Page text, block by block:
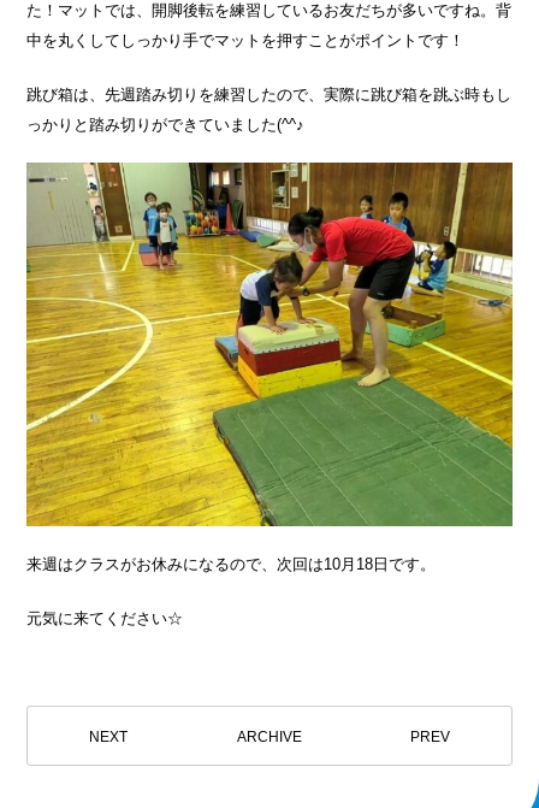
た！マットでは、開脚後転を練習しているお友だちが多いですね。背
中を丸くしてしっかり手でマットを押すことがポイントです！
跳び箱は、先週踏み切りを練習したので、実際に跳び箱を跳ぶ時もし
っかりと踏み切りができていました(^^♪
来週はクラスがお休みになるので、次回は10月18日です。
元気に来てください☆
NEXT ARCHIVE PREV